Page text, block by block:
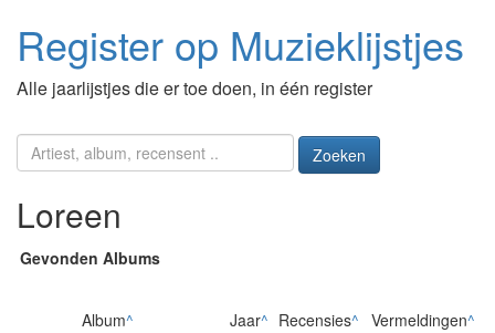
Register op Muzieklijstjes
Alle jaarlijstjes die er toe doen, in één register
Zoeken
Loreen
Gevonden Albums
Album^ Jaar^ Recensies^ Vermeldingen^